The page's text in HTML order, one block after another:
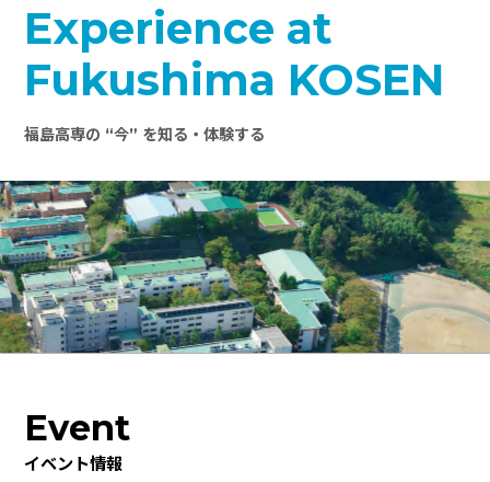
Experience at
Fukushima KOSEN
福島高専の “今” を知る・体験する
Event
イベント情報